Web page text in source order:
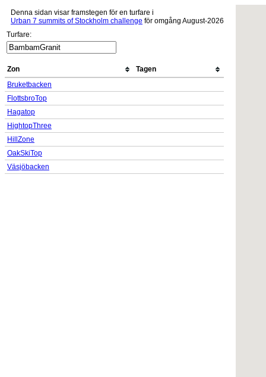
Denna sidan visar framstegen för en turfare i
Urban 7 summits of Stockholm challenge för omgång August-2026
Turfare:
Zon
Tagen
Bruketbacken
FlottsbroTop
Hagatop
HightopThree
HillZone
OakSkiTop
Väsjöbacken